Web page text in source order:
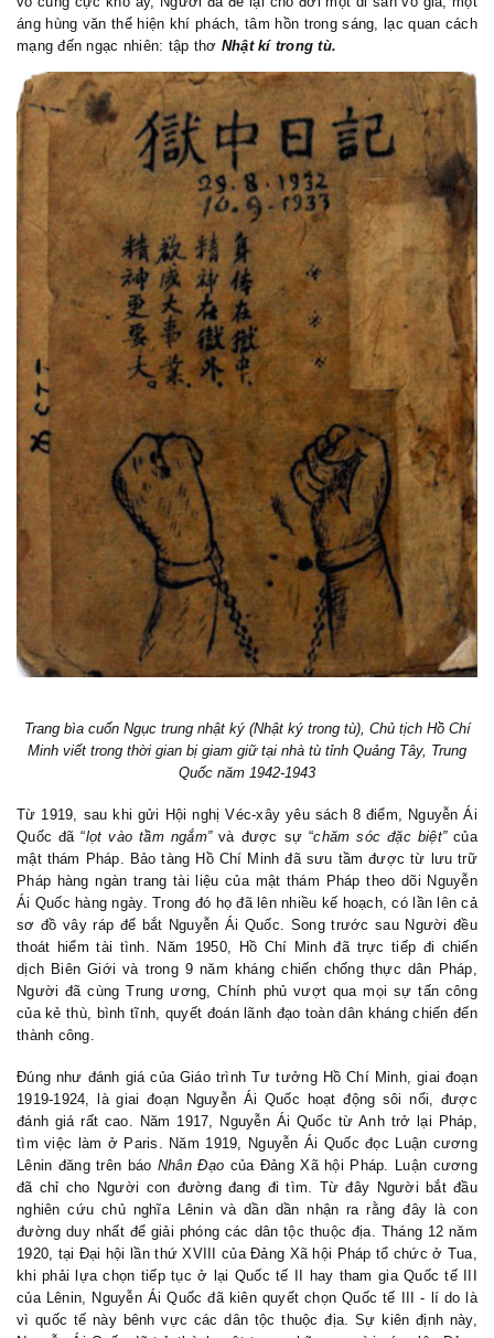
áng hùng văn thể hiện khí phách, tâm hồn trong sáng, lạc quan cách
mạng đến ngạc nhiên: tập thơ Nhật kí trong tù.
Trang bìa cuốn Ngục trung nhật ký (Nhật ký trong tù), Chủ tịch Hồ Chí
Minh viết trong thời gian bị giam giữ tại nhà tù tỉnh Quảng Tây, Trung
Quốc năm 1942-1943
Từ 1919, sau khi gửi Hội nghị Véc-xây yêu sách 8 điểm, Nguyễn Ái
Quốc đã“lọt vào tầm ngắm”và được sự“chăm sóc đặc biệt”của
mật thám Pháp. Bảo tàng Hồ Chí Minh đã sưu tầm được từ lưu trữ
Pháp hàng ngàn trang tài liệu của mật thám Pháp theo dõi Nguyễn
Ái Quốc hàng ngày. Trong đó họ đã lên nhiều kế hoạch, có lần lên cả
sơ đồ vây ráp để bắt Nguyễn Ái Quốc. Song trước sau Người đều
thoát hiểm tài tình. Năm 1950, Hồ Chí Minh đã trực tiếp đi chiến
dịch Biên Giới và trong 9 năm kháng chiến chống thực dân Pháp,
Người đã cùng Trung ương, Chính phủ vượt qua mọi sự tấn công
của kẻ thù, bình tĩnh, quyết đoán lãnh đạo toàn dân kháng chiến đến
thành công.
Đúng như đánh giá của Giáo trình Tư tưởng Hồ Chí Minh, giai đoạn
1919-1924, là giai đoạn Nguyễn Ái Quốc hoạt động sôi nổi, được
đánh giá rất cao
Năm 1917
Nguyễn Ái Quốc từ Anh trở lại Pháp,
tìm việc làm ở Paris. Năm 1919, Nguyễn Ái Quốcđọc Luận cương
Lênin đăng trên báo Nhân Đạo của Đảng Xã hội Pháp. Luận cương
đã chỉ cho Người con đường đang đi tìm. Từ đây Người bắt đầu
nghiên cứu chủ nghĩa Lênin và dần dần nhận ra rằng đây là con
đường duy nhất để giải phóng các dân tộc thuộc địa. Tháng 12 năm
1920, tại Đại hội lần thứ XVIII của Đảng Xã hội Pháp tổ chức ở Tua,
khi phải lựa chọn tiếp tục ở lại Quốc tế II hay tham gia Quốc tế III
của Lênin, Nguyễn Ái Quốc đã kiên quyết chọn Quốc tế III - lí do là
vì quốc tế này bênh vực các dân tộc thuộc địa. Sự kiên định này,